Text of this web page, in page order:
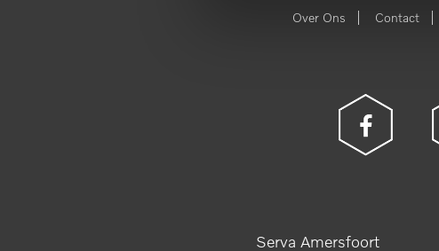
Over Ons | Contact |
Serva Amersfoort